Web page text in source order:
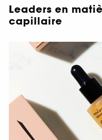
Leaders en
capillaire